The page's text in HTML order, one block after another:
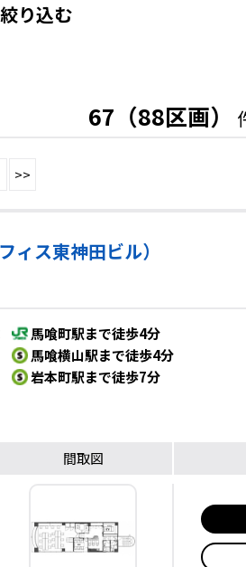
り込む
67（88区画）
>>
ス東神田ビル）
馬喰町駅まで徒歩4分
馬喰横山駅まで徒歩4分
岩本町駅まで徒歩7分
間取図